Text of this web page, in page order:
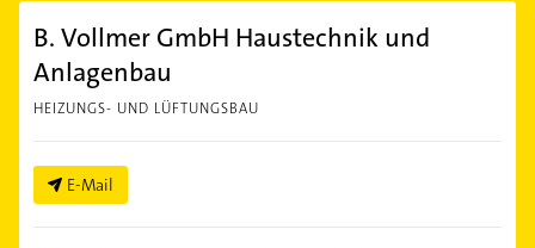
B. Vollmer GmbH Haustechnik und
Anlagenbau
HEIZUNGS- UND LÜFTUNGSBAU
E-Mail